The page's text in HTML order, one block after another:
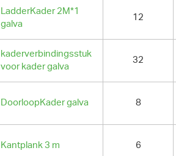
LadderKader 2M*1
galva
12
kaderverbindingsstuk
voor kader galva
32
DoorloopKader galva 8
Kantplank 3 m 6